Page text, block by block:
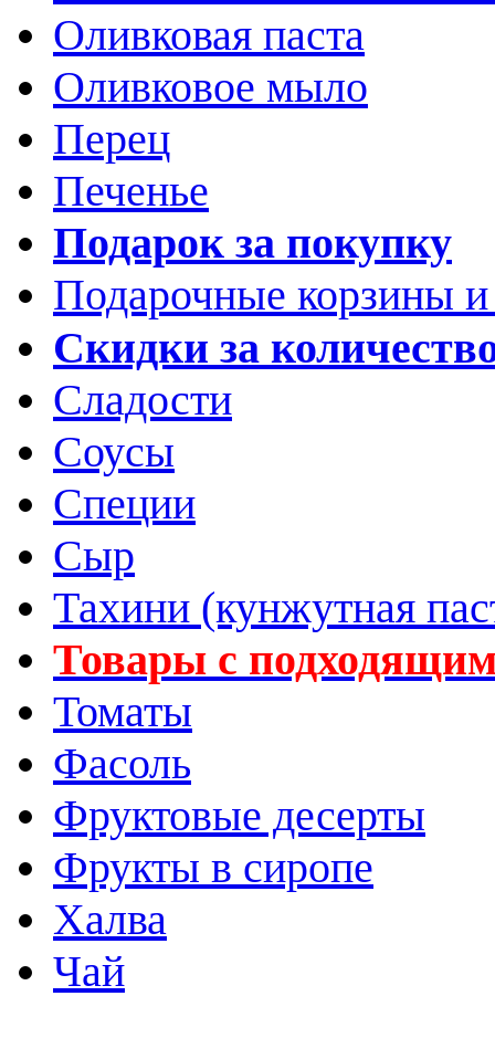
Оливковая паста
Оливковое мыло
Перец
Печенье
Подарок за покупку
Подарочные корзины
Скидки за
Сладости
Соусы
Специи
Сыр
Тахини (кунжутная
Товары с
Томаты
Фасоль
Фруктовые десерты
Фрукты в сиропе
Халва
Чай